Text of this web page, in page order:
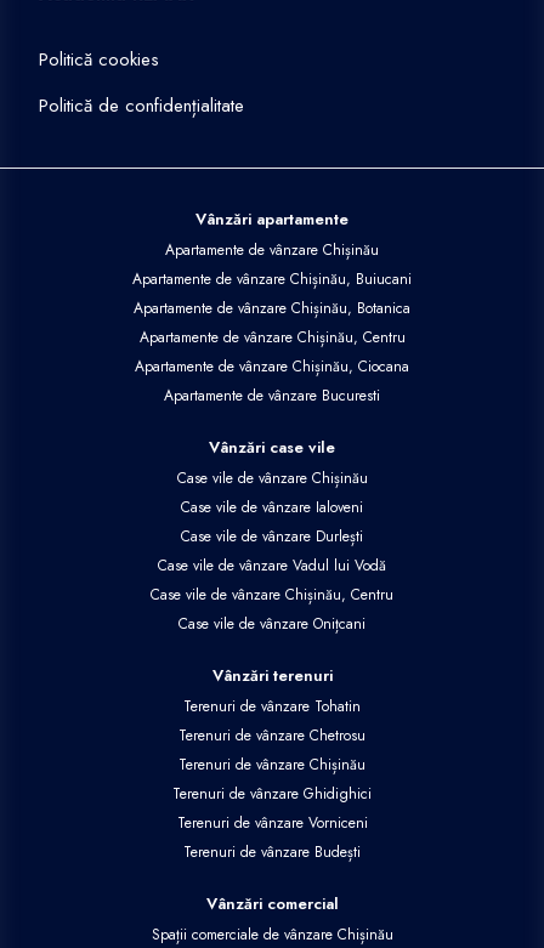
Politică cookies
Politică de confidențialitate
Vânzări apartamente
Apartamente de vânzare Chișinău
Apartamente de vânzare Chișinău, Buiucani
Apartamente de vânzare Chișinău, Botanica
Apartamente de vânzare Chișinău, Centru
Apartamente de vânzare Chișinău, Ciocana
Apartamente de vânzare Bucuresti
Vânzări case vile
Case vile de vânzare Chișinău
Case vile de vânzare Ialoveni
Case vile de vânzare Durlești
Case vile de vânzare Vadul lui Vodă
Case vile de vânzare Chișinău, Centru
Case vile de vânzare Onițcani
Vânzări terenuri
Terenuri de vânzare Tohatin
Terenuri de vânzare Chetrosu
Terenuri de vânzare Chișinău
Terenuri de vânzare Ghidighici
Terenuri de vânzare Vorniceni
Terenuri de vânzare Budești
Vânzări comercial
Spații comerciale de vânzare Chișinău